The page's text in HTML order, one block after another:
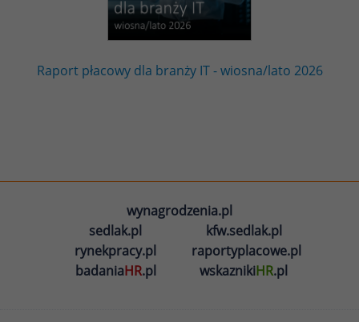
Raport płacowy dla branży IT - wiosna/lato 2026
wynagrodzenia.pl
sedlak.pl
kfw.sedlak.pl
rynekpracy.pl
raportyplacowe.pl
badaniaHR.pl wskaznikiHR.pl